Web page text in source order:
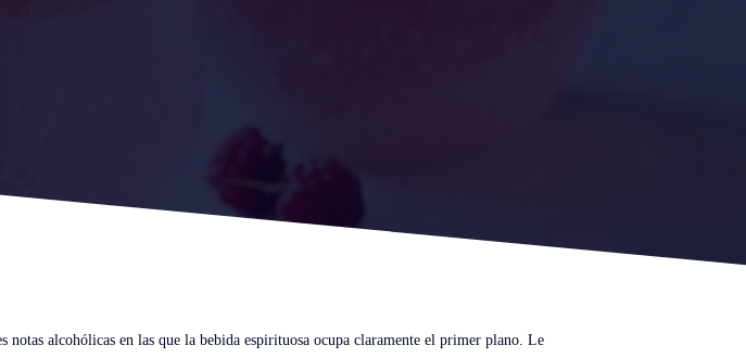
alcohólicas en las que la bebida espirituosa ocupa claramente el primer plano. Le